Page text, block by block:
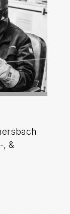
, &